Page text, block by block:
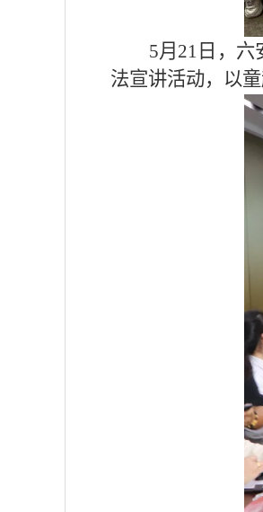
5月21日，
法宣讲活动，以